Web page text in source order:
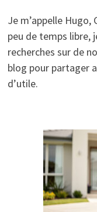
Je m’appelle Hugo,
peu de temps libre,
recherches sur de
blog pour partager
d’utile.